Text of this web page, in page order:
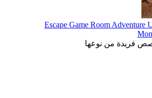
Escape Game Room Adventure
فريدة من نوعها